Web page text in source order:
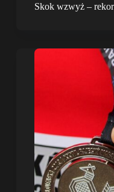
Skok wzwyż –